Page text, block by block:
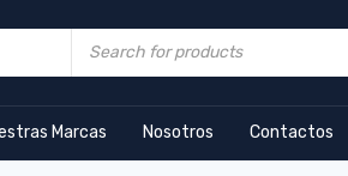
Marcas Nosotros Contactos